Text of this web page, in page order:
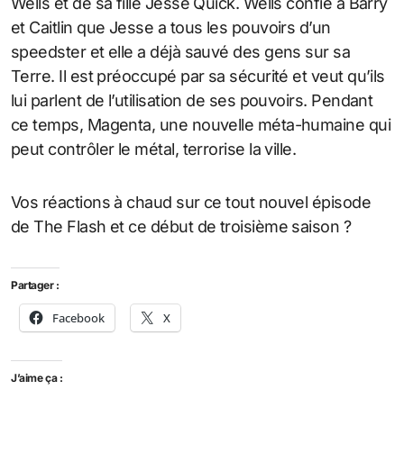
et Caitlin que Jesse a tous les pouvoirs d’un
speedster et elle a déjà sauvé des gens sur sa
Terre. Il est préoccupé par sa sécurité et veut qu’ils
lui parlent de l’utilisation de ses pouvoirs. Pendant
ce temps, Magenta, une nouvelle méta-humaine qui
peut contrôler le métal, terrorise la ville.
Vos réactions à chaud sur ce tout nouvel épisode
de The Flash et ce début de troisième saison ?
Partager :
Facebook X
J’aime ça :